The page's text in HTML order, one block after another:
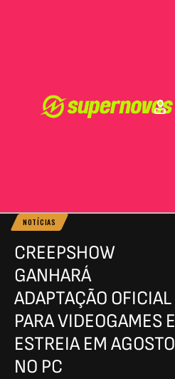
NOTÍCIAS
CREEPSHOW
GANHARÁ
ADAPTAÇÃO OFICIAL
PARA VIDEOGAMES E
ESTREIA EM AGOSTO
NO PC